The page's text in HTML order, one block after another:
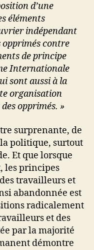
d’une
éléments
indépendant
opprimés contre
de principe
Internationale
sont aussi à la
organisation
opprimés. »
surprenante, de
politique, surtout
Et que lorsque
les principes
travailleurs et
abandonnée est
radicalement
et des
par la majorité
démontre